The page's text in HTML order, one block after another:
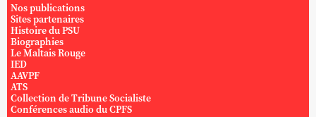
Nos publications
Sites partenaires
Histoire du PSU
Biographies
Le Maltais Rouge
IED
AAVPF
ATS
Collection de Tribune Socialiste
Conférences audio du CPFS